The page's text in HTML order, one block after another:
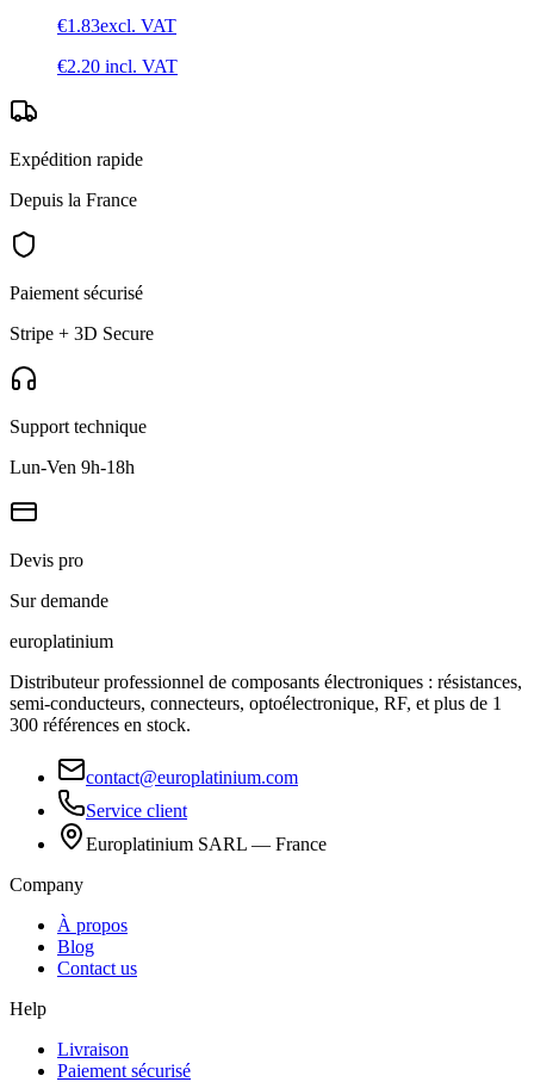
€1.83excl. VAT
€2.20 incl. VAT
Expédition rapide
Depuis la France
Paiement sécurisé
Stripe + 3D Secure
Support technique
Lun-Ven 9h-18h
Devis pro
Sur demande
europlatinium
Distributeur professionnel de composants électroniques : résistances,
semi-conducteurs, connecteurs, optoélectronique, RF, et plus de 1
300 références en stock.
contact@europlatinium.com
Service client
Europlatinium SARL — France
Company
À propos
Blog
Contact us
Help
Livraison
Paiement sécurisé